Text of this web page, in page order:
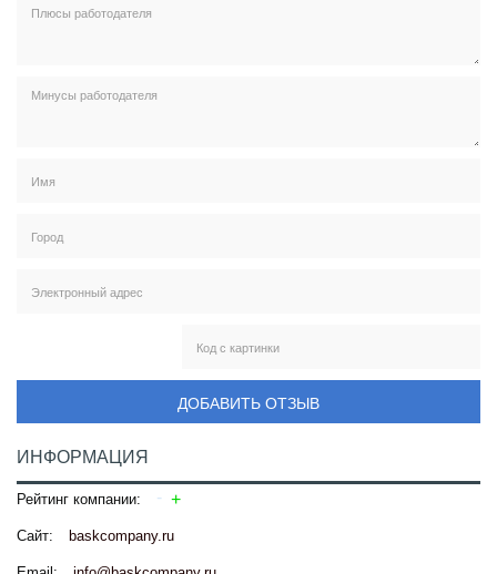
ДОБАВИТЬ ОТЗЫВ
ИНФОРМАЦИЯ
Рейтинг компании:
Сайт: baskcompany.ru